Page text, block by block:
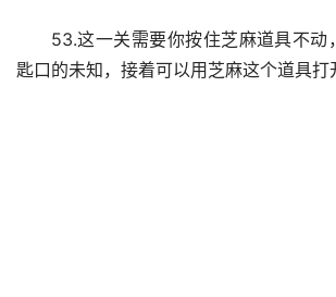
53.这一关需要你按住芝麻道具不动
匙口的未知，接着可以用芝麻这个道具打